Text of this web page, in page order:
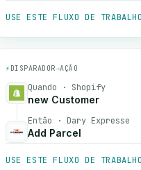
USE ESTE FLUXO DE
⚡ DISPARADOR→AÇÃO
Quando · Shopify
new Customer
Então · Dary Expresse
Add Parcel
USE ESTE FLUXO DE